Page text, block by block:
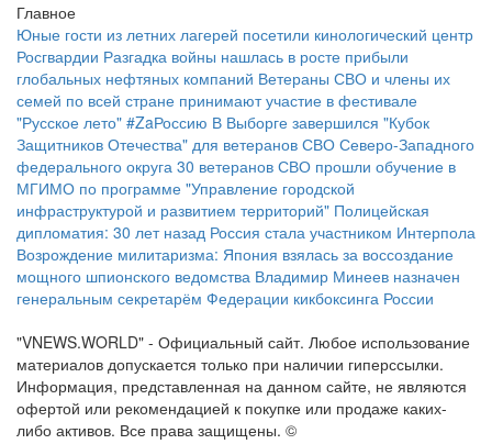
Главное
Юные гости из летних лагерей посетили кинологический центр
Росгвардии Разгадка войны нашлась в росте прибыли
глобальных нефтяных компаний Ветераны СВО и члены их
семей по всей стране принимают участие в фестивале
"Русское лето" #ZaРоссию В Выборге завершился "Кубок
Защитников Отечества" для ветеранов СВО Северо-Западного
федерального округа 30 ветеранов СВО прошли обучение в
МГИМО по программе "Управление городской
инфраструктурой и развитием территорий" Полицейская
дипломатия: 30 лет назад Россия стала участником Интерпола
Возрождение милитаризма: Япония взялась за воссоздание
мощного шпионского ведомства Владимир Минеев назначен
генеральным секретарём Федерации кикбоксинга России
"VNEWS.WORLD" - Официальный сайт. Любое использование
материалов допускается только при наличии гиперссылки.
Информация, представленная на данном сайте, не являются
офертой или рекомендацией к покупке или продаже каких-
либо активов. Все права защищены. ©